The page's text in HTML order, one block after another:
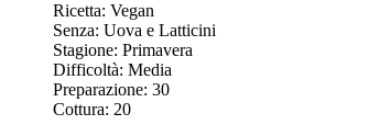
Ricetta: Vegan
Senza: Uova e Latticini
Stagione: Primavera
Difficoltà: Media
Preparazione: 30
Cottura: 20